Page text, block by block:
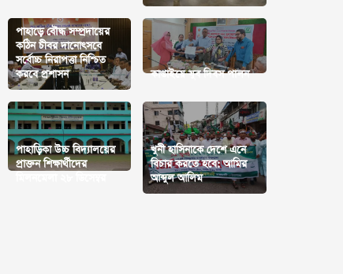
পাহাড়ে বৌদ্ধ সম্প্রদায়ের
কঠিন চীবর দানোৎসবে
সর্বোচ্চ নিরাপত্তা নিশ্চিত
করবে প্রশাসন
কাপ্তাইয়ে যুব দিবস পালন
পাহাড়িকা উচ্চ বিদ্যালয়ের
প্রাক্তন শিক্ষার্থীদের
খুনী হাসিনাকে দেশে এনে
বিচার করতে হবে: আমির
আব্দুল আলিম